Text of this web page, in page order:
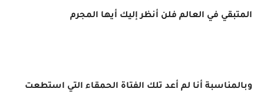
المتبقي في العالم فلن أنظر إليك أيها المجرم
وبالمناسبة أنا لم أعد تلك الفتاة الحمقاء التي استطعت